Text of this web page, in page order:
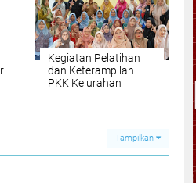
Kegiatan Pelatihan
dan Keterampilan
PKK Kelurahan
Tampilkan